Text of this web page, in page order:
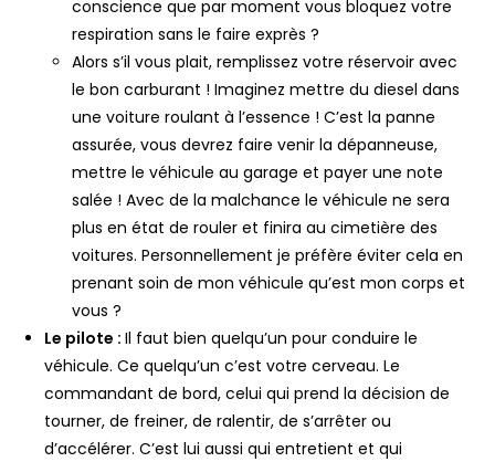
conscience que par moment vous bloquez votre
respiration sans le faire exprès ?
Alors s’il vous plait, remplissez votre réservoir avec
le bon carburant ! Imaginez mettre du diesel dans
une voiture roulant à l’essence ! C’est la panne
assurée, vous devrez faire venir la dépanneuse,
mettre le véhicule au garage et payer une note
salée ! Avec de la malchance le véhicule ne sera
plus en état de rouler et finira au cimetière des
voitures. Personnellement je préfère éviter cela en
prenant soin de mon véhicule qu’est mon corps et
vous ?
Le pilote : Il faut bien quelqu’un pour conduire le
véhicule. Ce quelqu’un c’est votre cerveau. Le
commandant de bord, celui qui prend la décision de
tourner, de freiner, de ralentir, de s’arrêter ou
d’accélérer. C’est lui aussi qui entretient et qui